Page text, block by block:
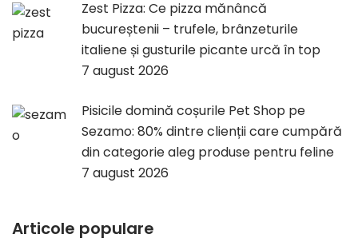
Zest Pizza: Ce pizza mănâncă
bucureștenii – trufele, brânzeturile
italiene și gusturile picante urcă în top
7 august 2026
Pisicile domină coșurile Pet Shop pe
Sezamo: 80% dintre clienții care cumpără
din categorie aleg produse pentru feline
7 august 2026
Articole populare